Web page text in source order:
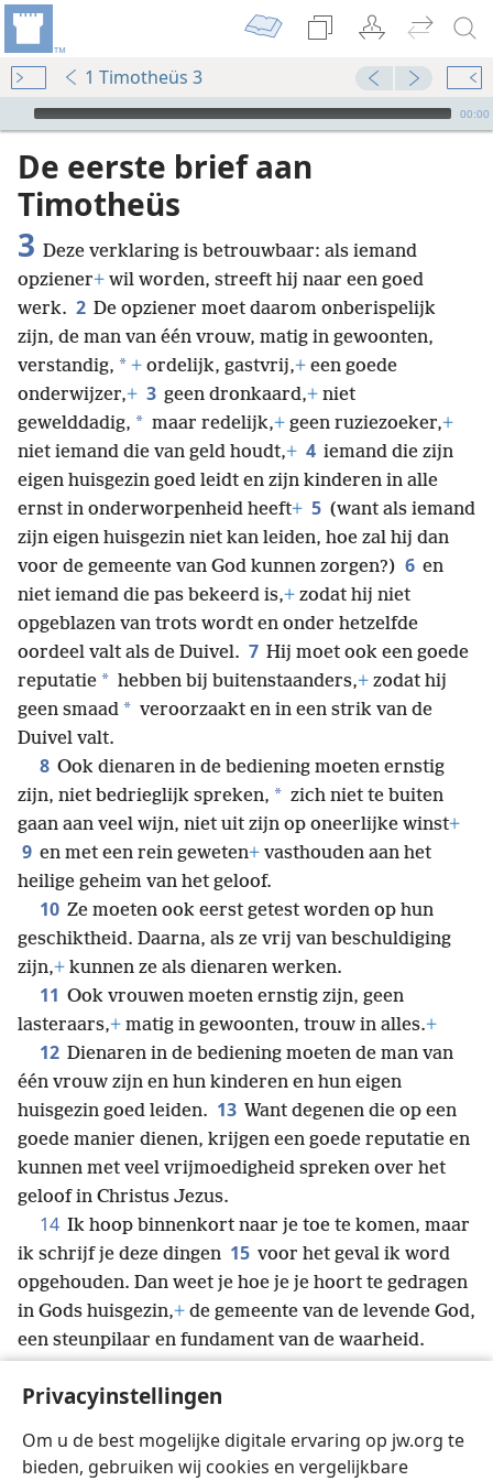
Privacyinstellingen
Om u de best mogelijke digitale ervaring op jw.org te
bieden, gebruiken wij cookies en vergelijkbare
1 Timotheüs 3
Audio Player
00:00
De eerste brief aan
Timotheüs
3 Deze verklaring is betrouwbaar: als iemand
opziener+ wil worden, streeft hij naar een goed
werk. 2 De opziener moet daarom onberispelijk
zijn, de man van één vrouw, matig in gewoonten,
verstandig, * + ordelijk, gastvrij,+ een goede
onderwijzer,+ 3 geen dronkaard,+ niet
gewelddadig, * maar redelijk,+ geen ruziezoeker,+
niet iemand die van geld houdt,+ 4 iemand die zijn
eigen huisgezin goed leidt en zijn kinderen in alle
ernst in onderworpenheid heeft+ 5 (want als iemand
zijn eigen huisgezin niet kan leiden, hoe zal hij dan
voor de gemeente van God kunnen zorgen?) 6 en
niet iemand die pas bekeerd is,+ zodat hij niet
opgeblazen van trots wordt en onder hetzelfde
oordeel valt als de Duivel. 7 Hij moet ook een goede
reputatie * hebben bij buitenstaanders,+ zodat hij
geen smaad * veroorzaakt en in een strik van de
Duivel valt.
8 Ook dienaren in de bediening moeten ernstig
zijn, niet bedrieglijk spreken, * zich niet te buiten
gaan aan veel wijn, niet uit zijn op oneerlijke winst+
9 en met een rein geweten+ vasthouden aan het
heilige geheim van het geloof.
10 Ze moeten ook eerst getest worden op hun
geschiktheid. Daarna, als ze vrij van beschuldiging
zijn,+ kunnen ze als dienaren werken.
11 Ook vrouwen moeten ernstig zijn, geen
lasteraars,+ matig in gewoonten, trouw in alles.+
12 Dienaren in de bediening moeten de man van
één vrouw zijn en hun kinderen en hun eigen
huisgezin goed leiden. 13 Want degenen die op een
goede manier dienen, krijgen een goede reputatie en
kunnen met veel vrijmoedigheid spreken over het
geloof in Christus Jezus.
14 Ik hoop binnenkort naar je toe te komen, maar
ik schrijf je deze dingen 15 voor het geval ik word
opgehouden. Dan weet je hoe je je hoort te gedragen
in Gods huisgezin,+ de gemeente van de levende God,
een steunpilaar en fundament van de waarheid.
16
God is inderdaad groot: ‘Hij is geopenbaard in het
aan engelen,
gepredikt onder de volken, + geloofd in